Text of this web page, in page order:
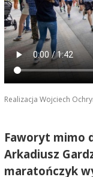
Realizacja Wojciech
Faworyt mimo
Arkadiusz
maratończyk